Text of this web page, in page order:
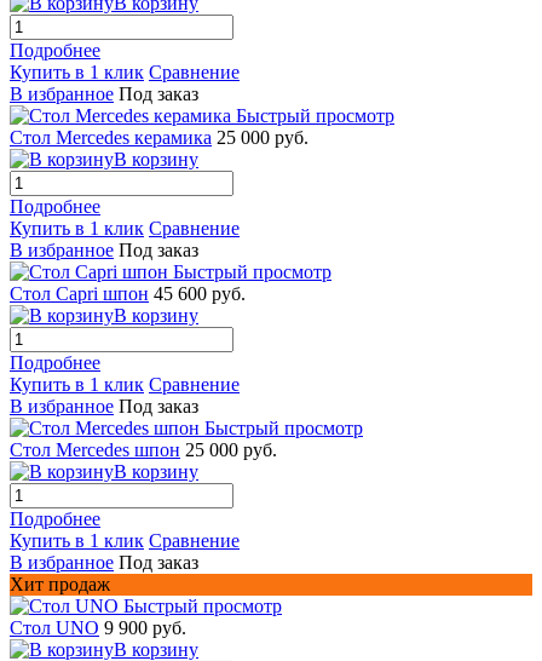
Подробнее
Купить в 1 клик Сравнение
В избранное Под заказ
Быстрый просмотр
Стол Mercedes керамика 25 000 руб.
В корзину
Подробнее
Купить в 1 клик Сравнение
В избранное Под заказ
Быстрый просмотр
Стол Capri шпон 45 600 руб.
В корзину
Подробнее
Купить в 1 клик Сравнение
В избранное Под заказ
Быстрый просмотр
Стол Mercedes шпон 25 000 руб.
В корзину
Подробнее
Купить в 1 клик Сравнение
В избранное Под заказ
Хит продаж
Быстрый просмотр
Стол UNO 9 900 руб.
В корзину